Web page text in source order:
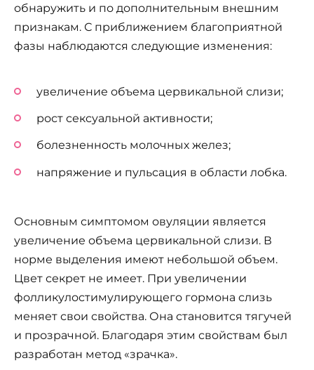
обнаружить и по дополнительным внешним
признакам. С приближением благоприятной
фазы наблюдаются следующие изменения:
увеличение объема цервикальной слизи;
рост сексуальной активности;
болезненность молочных желез;
напряжение и пульсация в области лобка.
Основным симптомом овуляции является
увеличение объема цервикальной слизи. В
норме выделения имеют небольшой объем.
Цвет секрет не имеет. При увеличении
фолликулостимулирующего гормона слизь
меняет свои свойства. Она становится тягучей
и прозрачной. Благодаря этим свойствам был
разработан метод «зрачка».